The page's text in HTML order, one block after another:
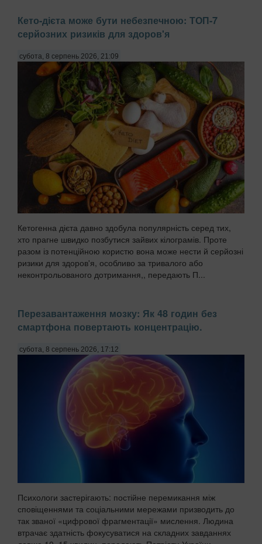
Кето-дієта може бути небезпечною: ТОП-7
серйозних ризиків для здоров'я
субота, 8 серпень 2026, 21:09
Кетогенна дієта давно здобула популярність серед тих,
хто прагне швидко позбутися зайвих кілограмів. Проте
разом із потенційною користю вона може нести й серйозні
ризики для здоров'я, особливо за тривалого або
неконтрольованого дотримання,, передають П...
Перезавантаження мозку: Як 48 годин без
смартфона повертають концентрацію.
субота, 8 серпень 2026, 17:12
Психологи застерігають: постійне перемикання між
сповіщеннями та соціальними мережами призводить до
так званої «цифрової фрагментації» мислення. Людина
втрачає здатність фокусуватися на складних завданнях